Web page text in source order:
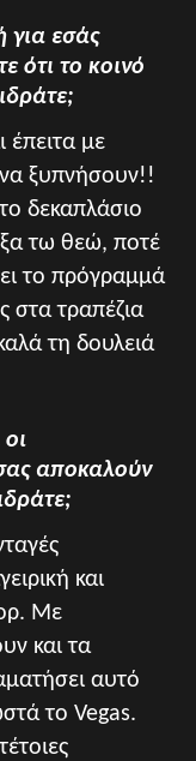
για εσάς
ότι το κοινό
έπειτα με
να ξυπνήσουν!!
δεκαπλάσιο
τω θεώ, ποτέ
το πρόγραμμά
στα τραπέζια
τη δουλειά
αποκαλούν
και
Με
και τα
αυτό
το Vegas.